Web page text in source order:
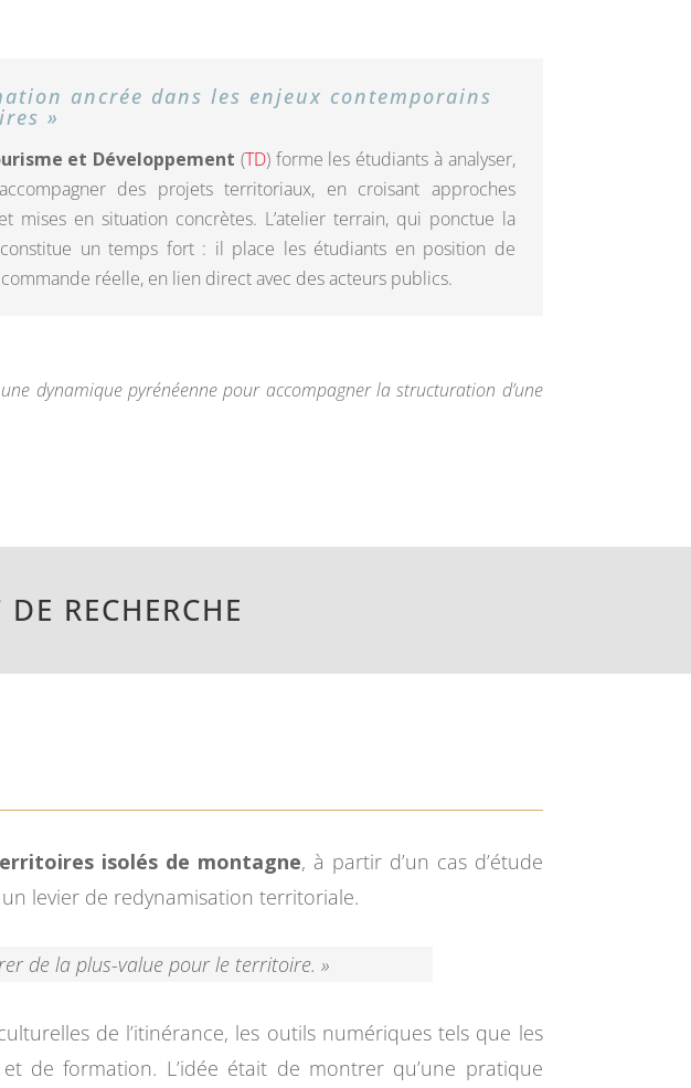
ancrée dans les enjeux contemporains
»
et Développement (TD) forme les étudiants à analyser,
des projets territoriaux, en croisant approches
mises en situation concrètes. L’atelier terrain, qui ponctue la
un temps fort : il place les étudiants en position de
réelle, en lien direct avec des acteurs publics.
dynamique pyrénéenne pour accompagner la structuration d’une
RECHERCHE
isolés de montagne, à partir d’un cas d’étude
levier de redynamisation territoriale.
de la plus-value pour le territoire. »
de l’itinérance, les outils numériques tels que les
de formation. L’idée était de montrer qu’une pratique